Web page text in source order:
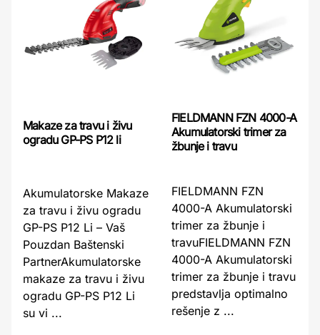
Makaze za travu i živu
ogradu GP-PS P12 li
Akumulatorske Makaze
za travu i živu ogradu
GP-PS P12 Li – Vaš
Pouzdan Baštenski
PartnerAkumulatorske
makaze za travu i živu
ogradu GP-PS P12 Li
su vi ...
FIELDMANN FZN 4000-A
Akumulatorski trimer za
žbunje i travu
FIELDMANN FZN
4000-A Akumulatorski
trimer za žbunje i
travuFIELDMANN FZN
4000-A Akumulatorski
trimer za žbunje i travu
predstavlja optimalno
rešenje z ...